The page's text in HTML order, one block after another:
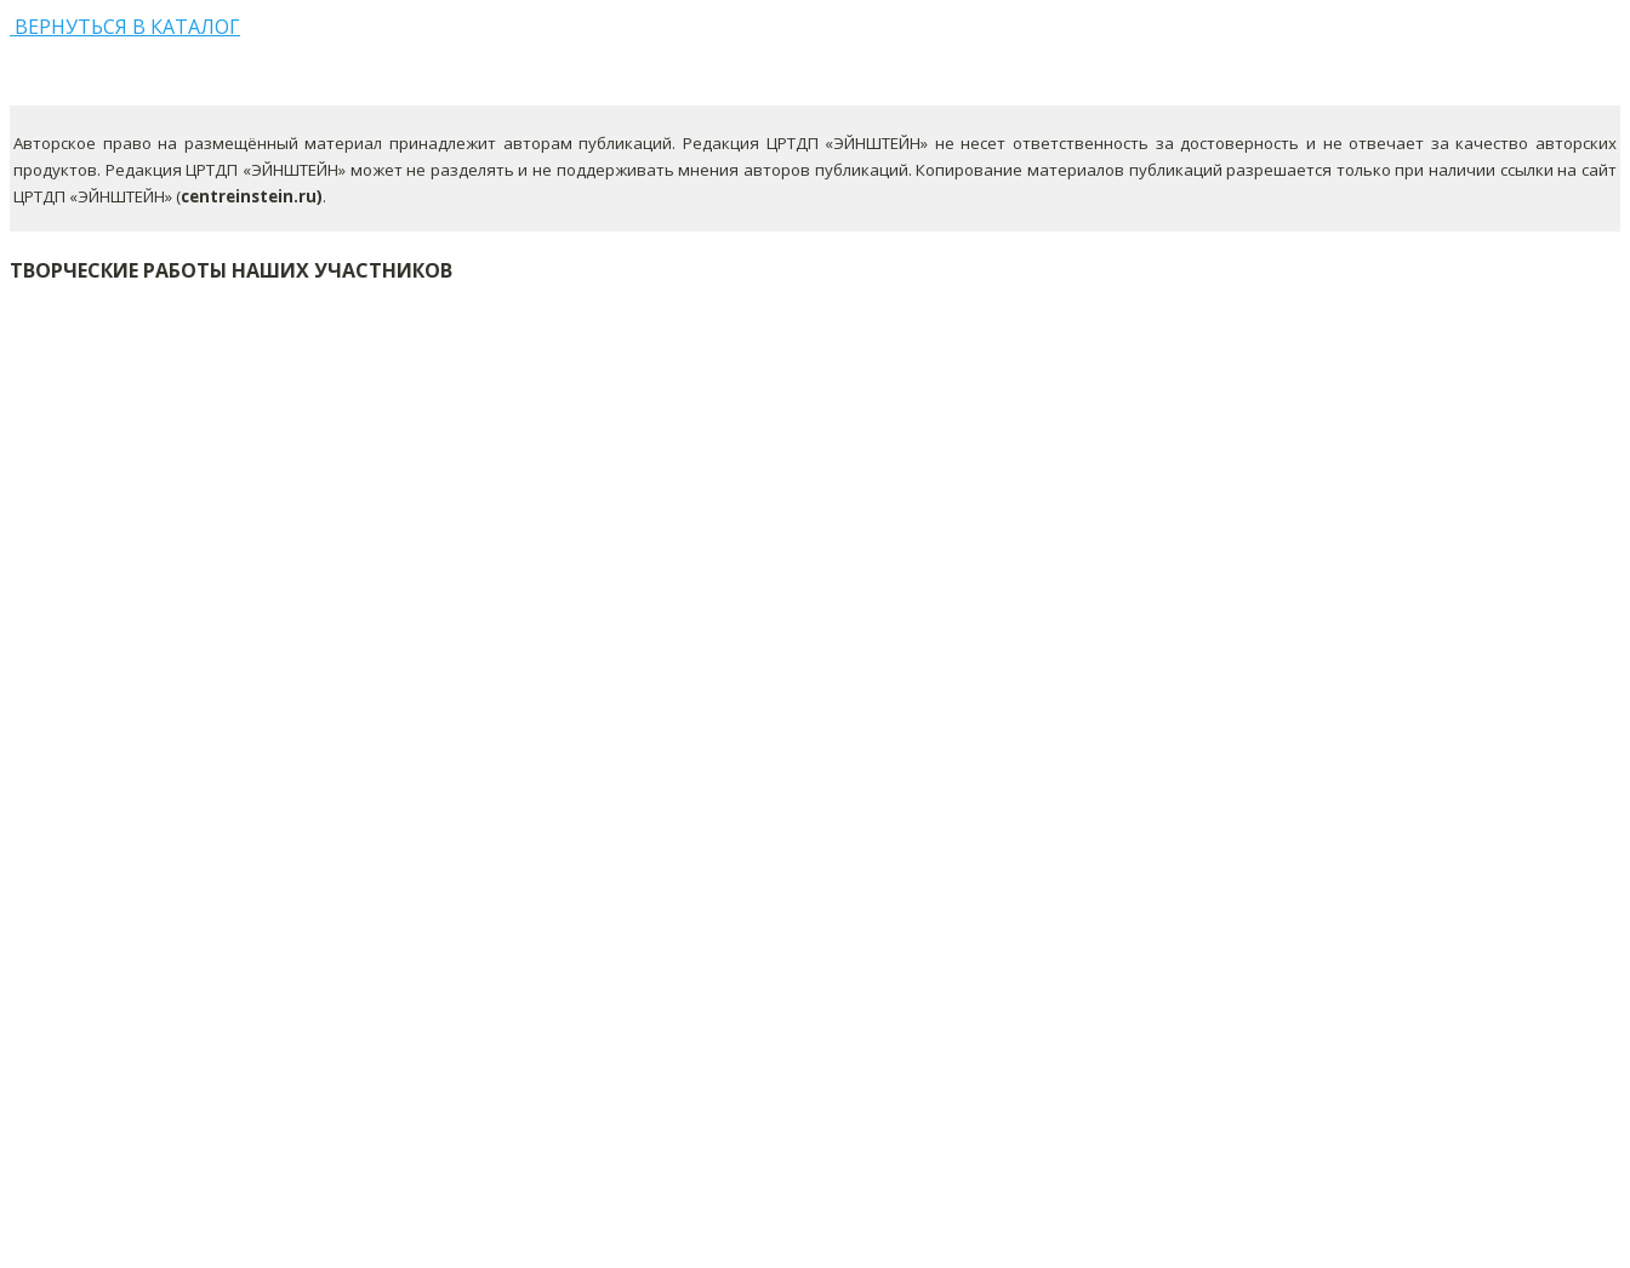
ВЕРНУТЬСЯ В КАТАЛОГ
Авторское право на размещённый материал принадлежит авторам публикаций. Редакция ЦРТДП «ЭЙНШТЕЙН» не несет ответственность за достоверность и не отвечает за качество авторских
продуктов. Редакция ЦРТДП «ЭЙНШТЕЙН» может не разделять и не поддерживать мнения авторов публикаций.Копирование материалов публикаций разрешается только при наличии ссылки на сайт
ЦРТДП «ЭЙНШТЕЙН» (centreinstein.ru).
ТВОРЧЕСКИЕ РАБОТЫ НАШИХ УЧАСТНИКОВ